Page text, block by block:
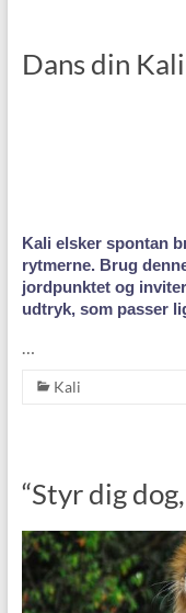
Dans din Kali
Kali elsker spontan
rytmerne. Brug
jordpunktet og
udtryk, som passer
…
Kali
“Styr dig